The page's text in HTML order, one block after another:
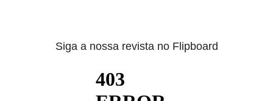
Siga a nossa revista no Flipboard